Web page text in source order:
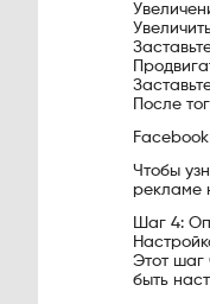
После
Чтобы
рекламе
Шаг 4:
Этот шаг
быть